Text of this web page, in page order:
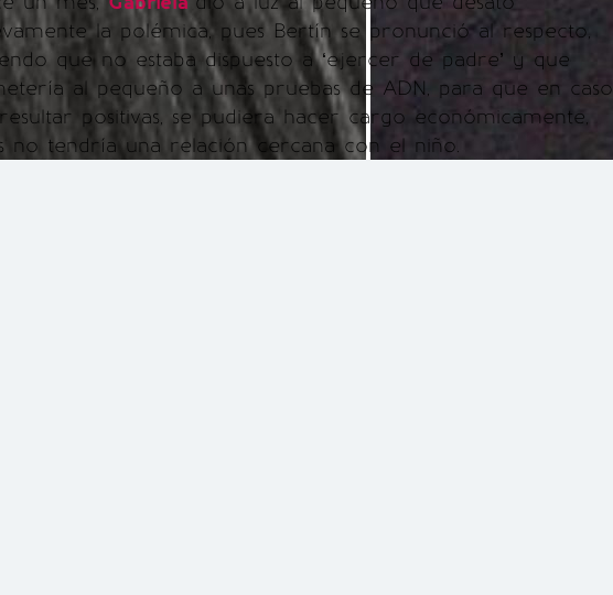
la polémica, pues Bertín se pronunció al respecto,
que no estaba dispuesto a ‘ejercer de padre’ y que
al pequeño a unas pruebas de ADN, para que en caso
positivas, se pudiera hacer cargo económicamente,
no tendría una relación cercana con el niño.